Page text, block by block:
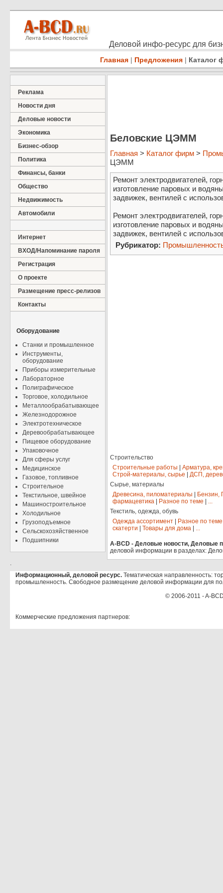
Деловой инфо-ресурс для
Главная | Предложения | Каталог
Реклама
Новости дня
Деловые новости
Экономика
Бизнес-обзор
Политика
Финансы, банки
Общество
Недвижимость
Автомобили
Интернет
ВХОД/Напоминание пароля
Регистрация
О проекте
Размещение пресс-релизов
Контакты
Оборудование
Станки и промышленное
Инструменты,
оборудование
Приборы измерительные
Лабораторное
Полиграфическое
Торговое, холодильное
Металлообрабатывающее
Железнодорожное
Электротехническое
Деревообрабатывающее
Пищевое оборудование
Упаковочное
Для сферы услуг
Медицинское
Газовое, топливное
Строительное
Текстильное, швейное
Машиностроительное
Холодильное
Грузоподъемное
Сельскохозяйственное
Подшипники
Беловские ЦЭММ
Главная > Каталог фирм >
ЦЭММ
Ремонт электродвигателей,
изготовление паровых и
задвижек, вентилей с
Ремонт электродвигателей,
изготовление паровых и
задвижек, вентилей с
Рубрикатор:
Строительство
Строительные работы
Арматура,
Строй-материалы, сырье
ДСП,
Сырье, материалы
Древесина, пиломатериалы
Бензин,
фармацевтика
Разное по теме
...
Текстиль, одежда, обувь
Одежда ассортимент
Разное по теме
скатерти
Товары для дома ...
A-BCD - Деловые новости, Деловые
деловой информации в разделах:
.
Информационный, деловой ресурс. Тематическая направленность:
промышленность. Свободное размещение деловой информации для
© 2006-2011 - A-
Коммерческие предложения партнеров: